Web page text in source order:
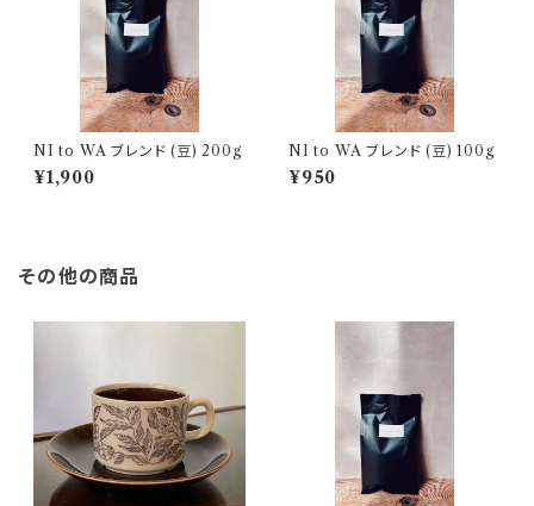
NI to WA ブレンド (豆) 200g
¥1,900
NI to WA ブレンド (豆) 100g
¥950
その他の商品